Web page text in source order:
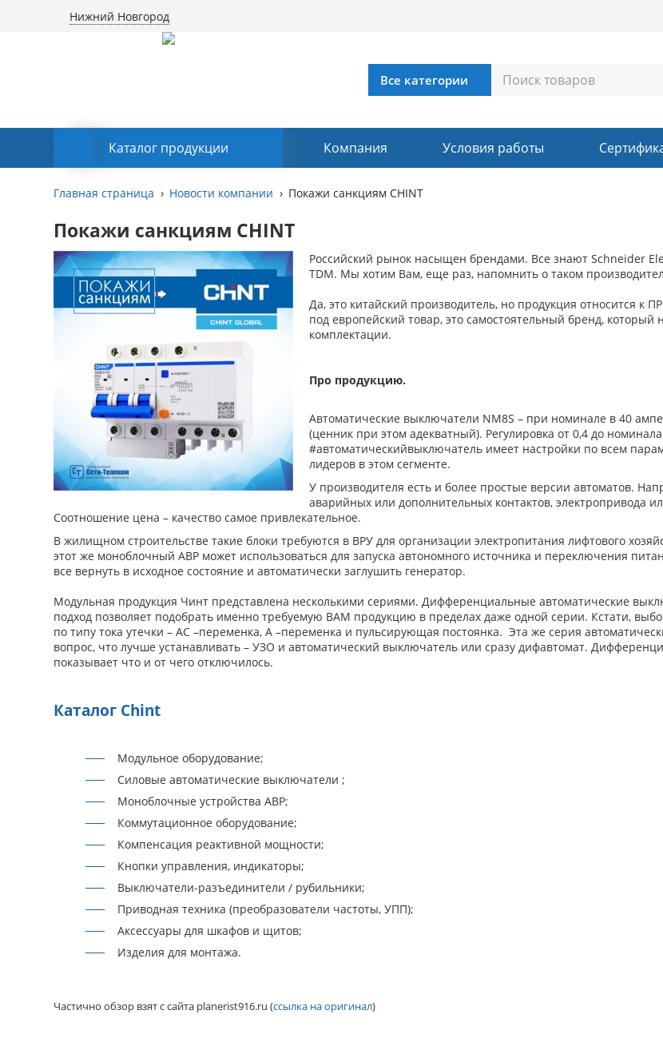
Нижний Новгород
Каталог продукции Компания Условия работы
Главная страница Новости компании Покажи санкциям CHINT
Покажи санкциям CHINT
Российский рынок насыщен брендами. Все знают Schneider
TDM. Мы хотим Вам, еще раз, напомнить о таком
Да, это китайский производитель, но продукция относится
под европейский товар, это самостоятельный бренд,
комплектации.
Про продукцию.
Автоматические выключатели NM8S – при номинале в 40
(ценник при этом адекватный). Регулировка от 0,4 до
#автоматическийвыключатель имеет настройки по всем
лидеров в этом сегменте.
У производителя есть и более простые версии автоматов.
аварийных или дополнительных контактов, электропривода
Соотношение цена – качество самое привлекательное.
В жилищном строительстве такие блоки требуются в ВРУ для организации электропитания лифтового
этот же моноблочный АВР может использоваться для запуска автономного источника и переключения
все вернуть в исходное состояние и автоматически заглушить генератор.
Модульная продукция Чинт представлена несколькими сериями. Дифференциальные автоматические
подход позволяет подобрать именно требуемую ВАМ продукцию в пределах даже одной серии. Кстати,
по типу тока утечки – АС –переменка, А –переменка и пульсирующая постоянка. Эта же серия
вопрос, что лучше устанавливать – УЗО и автоматический выключатель или сразу дифавтомат.
показывает что и от чего отключилось.
Каталог Chint
Модульное оборудование;
Силовые автоматические выключатели ;
Моноблочные устройства АВР;
Коммутационное оборудование;
Компенсация реактивной мощности;
Кнопки управления, индикаторы;
Выключатели-разъединители / рубильники;
Приводная техника (преобразователи частоты, УПП);
Аксессуары для шкафов и щитов;
Изделия для монтажа.
Частично обзор взят с сайта planerist916.ru (ссылка на оригинал)